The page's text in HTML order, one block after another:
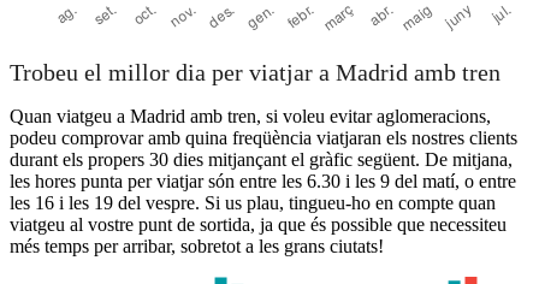
Trobeu el millor dia per viatjar a Madrid amb tren
Quan viatgeu a Madrid amb tren, si voleu evitar aglomeracions,
podeu comprovar amb quina freqüència viatjaran els nostres clients
durant els propers 30 dies mitjançant el gràfic següent. De mitjana,
les hores punta per viatjar són entre les 6.30 i les 9 del matí, o entre
les 16 i les 19 del vespre. Si us plau, tingueu-ho en compte quan
viatgeu al vostre punt de sortida, ja que és possible que necessiteu
més temps per arribar, sobretot a les grans ciutats!